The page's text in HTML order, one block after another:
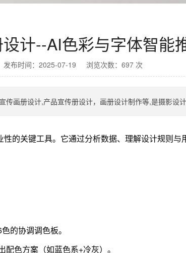
计--AI色彩与字体智能
发布时间：2025-07-19 浏览次数：697 次
画册设计,产品宣传册设计，画册设计制作等,是摄影设
的关键工具。它通过分析数据、理解设计规则
的协调调色板。
配色方案（如蓝色系+冷灰）。